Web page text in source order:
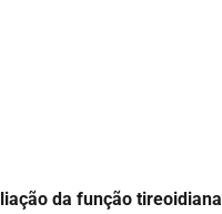
da função tireoidiana